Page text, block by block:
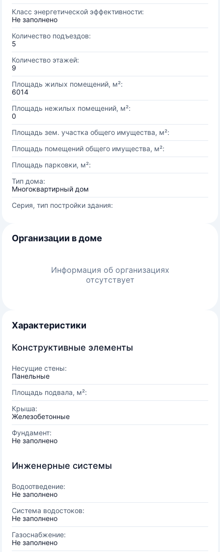
Класс энергетической эффективности:
Не заполнено
Количество подъездов:
5
Количество этажей:
9
Площадь жилых помещений, м²:
6014
Площадь нежилых помещений, м²:
0
Площадь зем. участка общего имущества, м²:
Площадь помещений общего имущества, м²:
Площадь парковки, м²:
Тип дома:
Многоквартирный дом
Серия, тип постройки здания:
Организации в доме
Информация об организациях
отсутствует
Характеристики
Конструктивные элементы
Несущие стены:
Панельные
Площадь подвала, м²:
Крыша:
Железобетонные
Фундамент:
Не заполнено
Инженерные системы
Водоотведение:
Не заполнено
Система водостоков:
Не заполнено
Газоснабжение:
Не заполнено